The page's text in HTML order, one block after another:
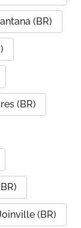
(BR)
(BR)
(BR)